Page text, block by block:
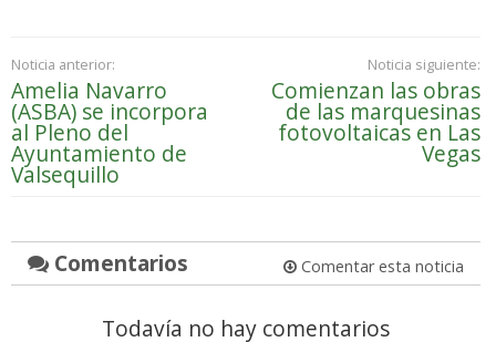
Noticia anterior:
Amelia Navarro
(ASBA) se incorpora
al Pleno del
Ayuntamiento de
Valsequillo
Noticia siguiente:
Comienzan las obras
de las marquesinas
fotovoltaicas en Las
Vegas
Comentarios Comentar esta noticia
Todavía no hay comentarios